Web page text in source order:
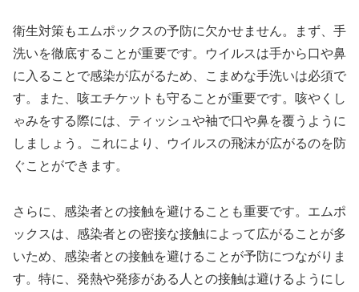
衛生対策もエムポックスの予防に欠かせません。まず、手
洗いを徹底することが重要です。ウイルスは手から口や鼻
に入ることで感染が広がるため、こまめな手洗いは必須で
す。また、咳エチケットも守ることが重要です。咳やくし
ゃみをする際には、ティッシュや袖で口や鼻を覆うように
しましょう。これにより、ウイルスの飛沫が広がるのを防
ぐことができます。
さらに、感染者との接触を避けることも重要です。エムポ
ックスは、感染者との密接な接触によって広がることが多
いため、感染者との接触を避けることが予防につながりま
す。特に、発熱や発疹がある人との接触は避けるようにし